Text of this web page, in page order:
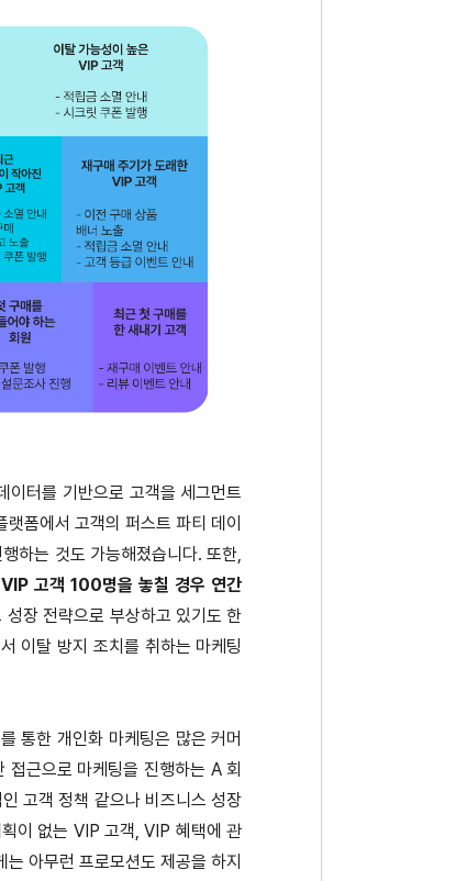
이터를 기반으로 고객을 세그먼트
폼에서 고객의 퍼스트 파티 데이
하는 것도 가능해졌습니다. 또한,
고객 100명을 놓칠 경우 연간
장 전략으로 부상하고 있기도 한
이탈 방지 조치를 취하는 마케팅
통한 개인화 마케팅은 많은 커머
근으로 마케팅을 진행하는 A 회
고객 정책 같으나 비즈니스 성장
이 없는 VIP 고객, VIP 혜택에 관
아무런 프로모션도 제공을 하지